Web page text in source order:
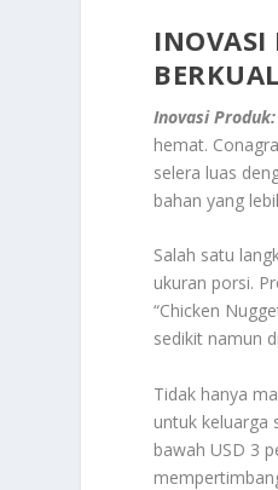
INOVASI
Inovasi
hemat.
selera luas
bahan yang
Salah satu
ukuran porsi.
“Chicken
sedikit namun
Tidak hanya
untuk keluarga
bawah USD 3